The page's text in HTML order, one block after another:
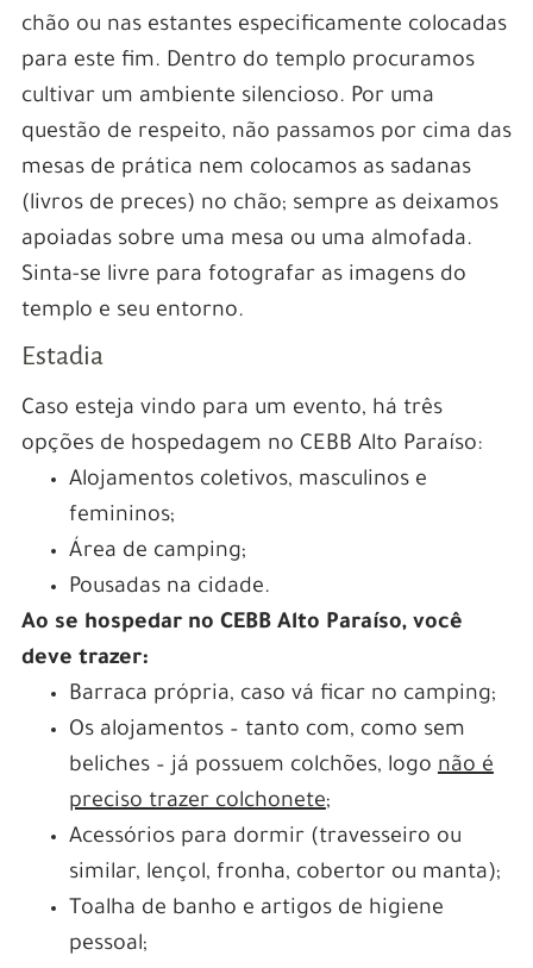
chão ou nas estantes especificamente colocadas
para este fim. Dentro do templo procuramos
cultivar um ambiente silencioso. Por uma
questão de respeito, não passamos por cima das
mesas de prática nem colocamos as sadanas
(livros de preces) no chão; sempre as deixamos
apoiadas sobre uma mesa ou uma almofada.
Sinta-se livre para fotografar as imagens do
templo e seu entorno.
Estadia
Caso esteja vindo para um evento, há três
opções de hospedagem no CEBB Alto Paraíso:
Alojamentos coletivos, masculinos e
femininos;
Área de camping;
Pousadas na cidade.
Ao se hospedar no CEBB Alto Paraíso, você
deve trazer:
Barraca própria, caso vá ficar no camping;
Os alojamentos – tanto com, como sem
beliches – já possuem colchões, logo não é
preciso trazer colchonete;
Acessórios para dormir (travesseiro ou
similar, lençol, fronha, cobertor ou manta);
Toalha de banho e artigos de higiene
pessoal;